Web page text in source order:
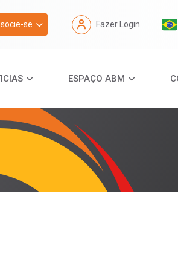
se Fazer Login
ESPAÇO ABM